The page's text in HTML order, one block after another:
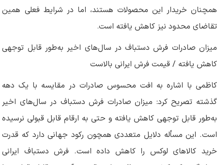
همچنان خریدار این محصولات هستند، اما در شرایط فعلی همین
تقاضای محدود نیز کاهش یافته است.
میزان صادرات فرش دستباف در سال‌های اخیر به‌طور قابل توجهی
کاهش یافته / قیمت فرش ایرانی بالاست
کاظمی با اشاره به افت محسوس صادرات در مقایسه با یک دهه
گذشته تصریح کرد: میزان صادرات فرش دستباف در سال‌های اخیر
به‌طور قابل توجهی کاهش یافته و حتی به ارقام قابل قبولی نرسیده
است. این مسأله دلایل متعددی همچون رکود جهانی دارد که قدرت
خرید کالاهای لوکس را کاهش داده است. فرش دستباف ایرانی